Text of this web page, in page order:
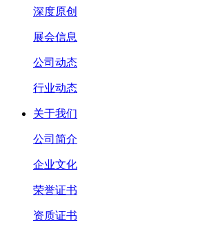
深度原创
展会信息
公司动态
行业动态
关于我们
公司简介
企业文化
荣誉证书
资质证书